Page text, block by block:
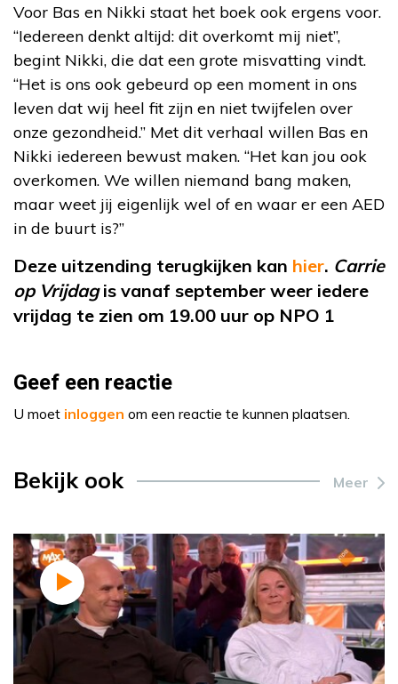
Voor Bas en Nikki staat het boek ook ergens voor.
“Iedereen denkt altijd: dit overkomt mij niet”,
begint Nikki, die dat een grote misvatting vindt.
“Het is ons ook gebeurd op een moment in ons
leven dat wij heel fit zijn en niet twijfelen over
onze gezondheid.” Met dit verhaal willen Bas en
Nikki iedereen bewust maken. “Het kan jou ook
overkomen. We willen niemand bang maken,
maar weet jij eigenlijk wel of en waar er een AED
in de buurt is?”
Deze uitzending terugkijken kan hier. Carrie
op Vrijdagis vanaf september weer iedere
vrijdag te zien om 19.00 uur op NPO 1
Geef een reactie
U moet inloggen om een reactie te kunnen plaatsen.
Bekijk ook Meer